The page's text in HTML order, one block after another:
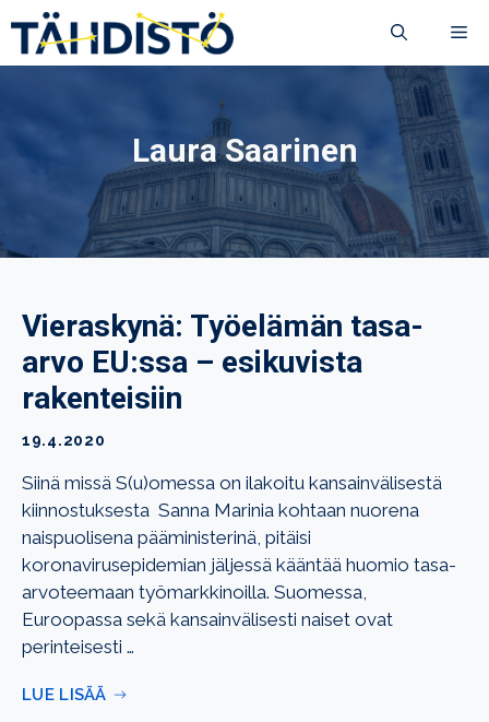
sisältöön
Laura Saarinen
Vieraskynä: Työelämän tasa-
arvo EU:ssa – esikuvista
rakenteisiin
19.4.2020
Siinä missä S(u)omessa on ilakoitu kansainvälisestä
kiinnostuksesta Sanna Marinia kohtaan nuorena
naispuolisena pääministerinä, pitäisi
koronavirusepidemian jäljessä kääntää huomio tasa-
arvoteemaan työmarkkinoilla. Suomessa,
Euroopassa sekä kansainvälisesti naiset ovat
perinteisesti …
LUE LISÄÄ